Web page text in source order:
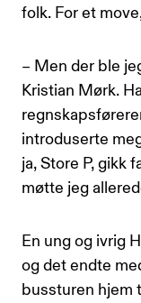
folk. For et
– Men der ble
Kristian Mørk.
introduserte
ja, Store P, gikk
møtte jeg
En ung og ivrig
og det endte
bussturen hjem